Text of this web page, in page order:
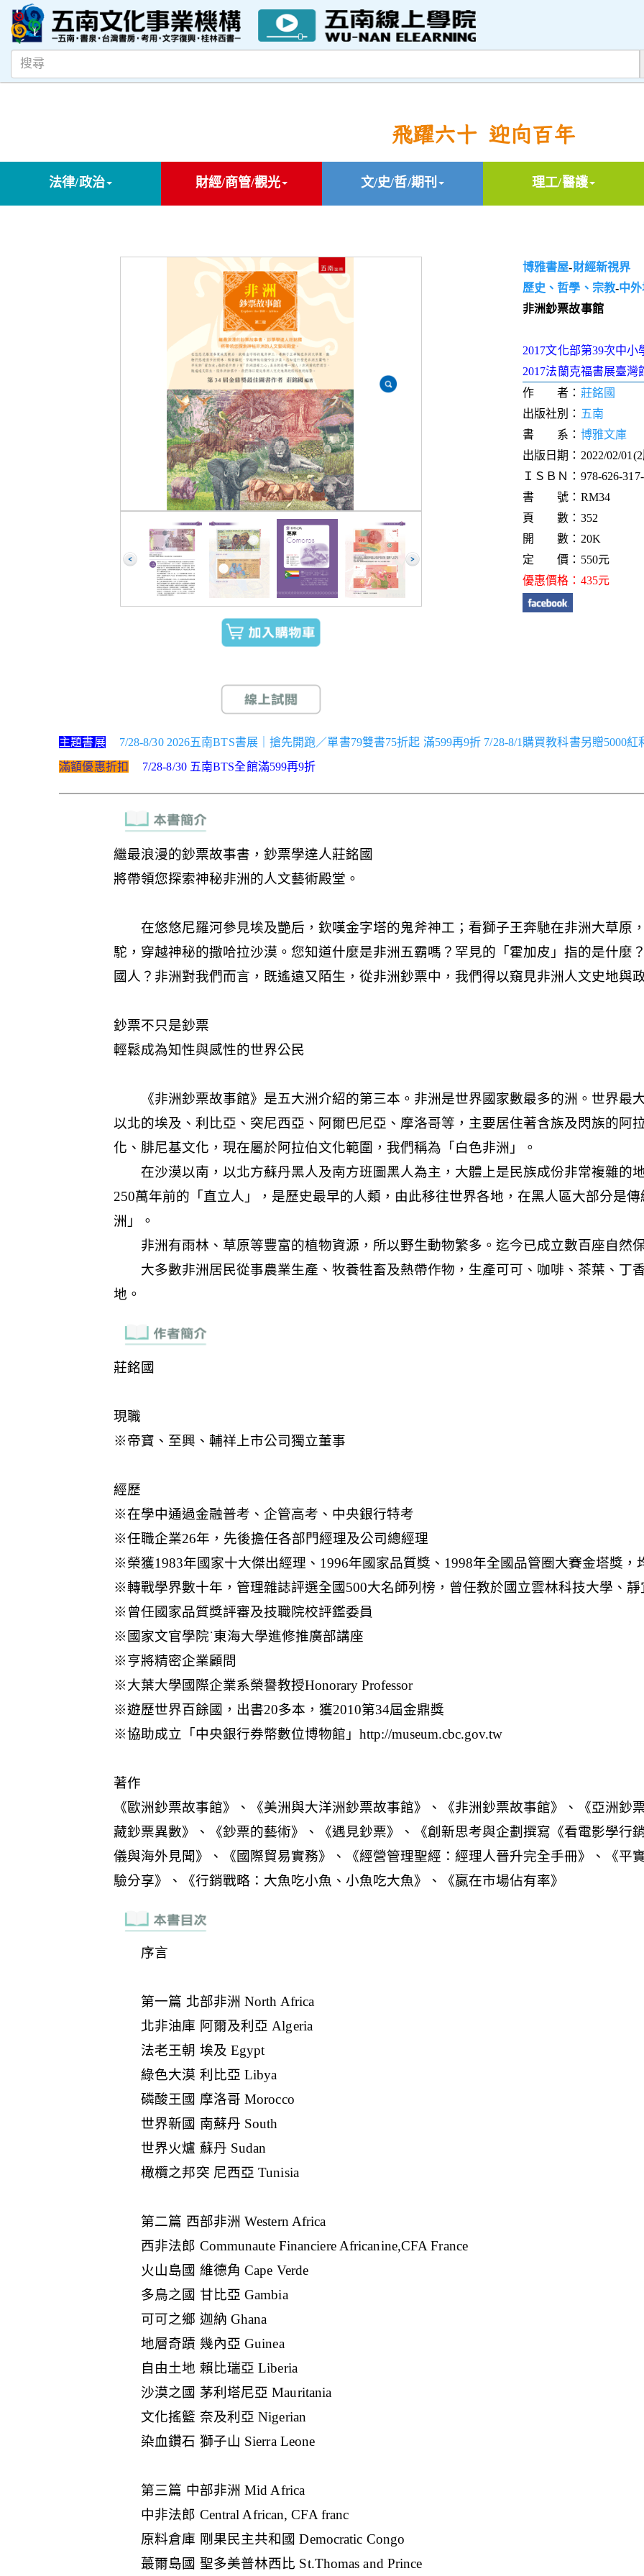
飛躍六十 迎向百年
法律/政治 財經/商管/觀光 文/史/哲/期刊 理工/醫護
博雅書屋-財經新視界
歷史、哲學、宗教-中
非洲鈔票故事館
2017文化部第39次中
2017法蘭克福書展臺
作 者： 莊銘國
出版社別： 五南
書 系： 博雅文庫
出版日期：2022/02/
ＩＳＢＮ：978-626-
書 號：RM34
頁 數：352
開 數：20K
定 價：550元
優惠價格：435元
主題書展
7/28-8/30 2026五南BTS書展｜搶先開跑／單書79雙書75折起 滿599再9折 7/28-8/1購買教科書另贈5000紅
滿額優惠折扣
7/28-8/30 五南BTS全館滿599再9折
序言
第一篇 北部非洲 North Africa
北非油庫 阿爾及利亞 Algeria
法老王朝 埃及 Egypt
綠色大漠 利比亞 Libya
磷酸王國 摩洛哥 Morocco
世界新國 南蘇丹 South
世界火爐 蘇丹 Sudan
橄欖之邦突 尼西亞 Tunisia
第二篇 西部非洲 Western Africa
西非法郎 Communaute Financiere Africanine,CFA France
火山島國 維德角 Cape Verde
多鳥之國 甘比亞 Gambia
可可之鄉 迦納 Ghana
地層奇蹟 幾內亞 Guinea
自由土地 賴比瑞亞 Liberia
沙漠之國 茅利塔尼亞 Mauritania
文化搖籃 奈及利亞 Nigerian
染血鑽石 獅子山 Sierra Leone
第三篇 中部非洲 Mid Africa
中非法郎 Central African, CFA franc
原料倉庫 剛果民主共和國 Democratic Congo
蕞爾島國 聖多美普林西比 St.Thomas and Prince